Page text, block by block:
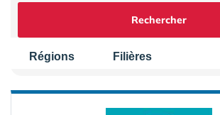
Rechercher
Régions Filières